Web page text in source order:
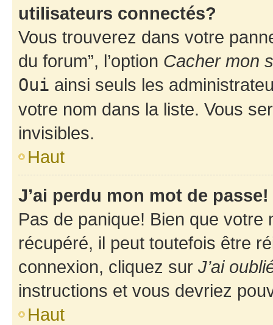
utilisateurs connectés?
Vous trouverez dans votre
du forum”, l’option Cacher mon
Oui ainsi seuls les
votre nom dans la liste. Vous
invisibles.
Haut
J’ai perdu mon mot de passe!
Pas de panique! Bien que
récupéré, il peut toutefois être
connexion, cliquez sur J’ai
instructions et vous devriez
Haut